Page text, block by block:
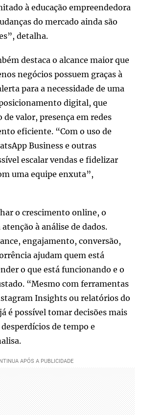
à educação empreendedora
do mercado ainda são
detalha.
destaca o alcance maior que
negócios possuem graças à
para a necessidade de uma
digital, que
valor, presença em redes
eficiente. “Com o uso de
Business e outras
escalar vendas e fidelizar
uma equipe enxuta”,
o crescimento online, o
à análise de dados.
engajamento, conversão,
ajudam quem está
o que está funcionando e o
“Mesmo com ferramentas
Insights ou relatórios do
é possível tomar decisões mais
de tempo e